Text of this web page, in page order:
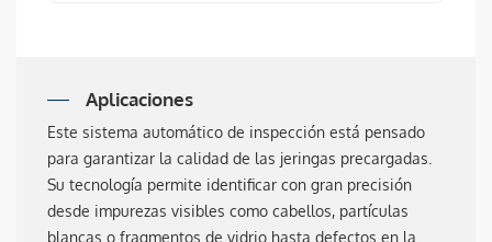
Aplicaciones
Este sistema automático de inspección está pensado
para garantizar la calidad de las jeringas precargadas.
Su tecnología permite identificar con gran precisión
desde impurezas visibles como cabellos, partículas
blancas o fragmentos de vidrio hasta defectos en la